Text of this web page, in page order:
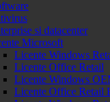
si datacenter
Microsoft
Licente Windows
Licente Office Retail
Licente Windows
Licente Office Retail